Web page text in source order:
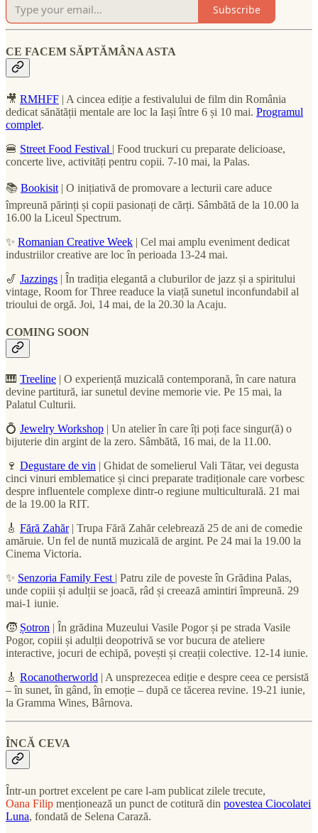
Subscribe
CE FACEM SĂPTĂMÂNA ASTA
🎥 RMHFF | A cincea ediție a festivalului de film din România
dedicat sănătății mentale are loc la Iași între 6 și 10 mai. Programul
complet.
🍔 Street Food Festival | Food truckuri cu preparate delicioase,
concerte live, activități pentru copii. 7-10 mai, la Palas.
📚 Bookisit | O inițiativă de promovare a lecturii care aduce
împreună părinți și copii pasionați de cărți. Sâmbătă de la 10.00 la
16.00 la Liceul Spectrum.
✨ Romanian Creative Week | Cel mai amplu eveniment dedicat
industriilor creative are loc în perioada 13-24 mai.
🎷 Jazzings | În tradiția elegantă a cluburilor de jazz și a spiritului
vintage, Room for Three readuce la viață sunetul inconfundabil al
trioului de orgă. Joi, 14 mai, de la 20.30 la Acaju.
COMING SOON
🎹 Treeline | O experiență muzicală contemporană, în care natura
devine partitură, iar sunetul devine memorie vie. Pe 15 mai, la
Palatul Culturii.
💍 Jewelry Workshop | Un atelier în care îți poți face singur(ă) o
bijuterie din argint de la zero. Sâmbătă, 16 mai, de la 11.00.
🍷 Degustare de vin | Ghidat de somelierul Vali Tătar, vei degusta
cinci vinuri emblematice și cinci preparate tradiționale care vorbesc
despre influentele complexe dintr-o regiune multiculturală. 21 mai
de la 19.00 la RIT.
🎸 Fără Zahăr| Trupa Fără Zahăr celebrează 25 de ani de comedie
amăruie. Un fel de nuntă muzicală de argint. Pe 24 mai la 19.00 la
Cinema Victoria.
✨ Senzoria Family Fest | Patru zile de poveste în Grădina Palas,
unde copiii și adulții se joacă, râd și creează amintiri împreună. 29
mai-1 iunie.
🧒 Șotron | În grădina Muzeului Vasile Pogor și pe strada Vasile
Pogor, copiii și adulții deopotrivă se vor bucura de ateliere
interactive, jocuri de echipă, povești și creații colective. 12-14 iunie.
🎸 Rocanotherworld | A unsprezecea ediție e despre ceea ce persistă
– în sunet, în gând, în emoție – după ce tăcerea revine. 19-21 iunie,
la Gramma Wines, Bârnova.
ÎNCĂ CEVA
Într-un portret excelent pe care l-am publicat zilele trecute,
Oana Filip menționează un punct de cotitură din povestea Ciocolatei
Luna, fondată de Selena Carază.